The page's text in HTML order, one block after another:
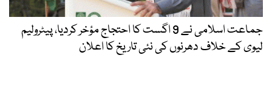
جماعت اسلامی نے 9 اگست کا احتجاج مؤخر کردیا، پیٹرولیم
لیوی کے خلاف دھرنوں کی نئی تاریخ کا اعلان